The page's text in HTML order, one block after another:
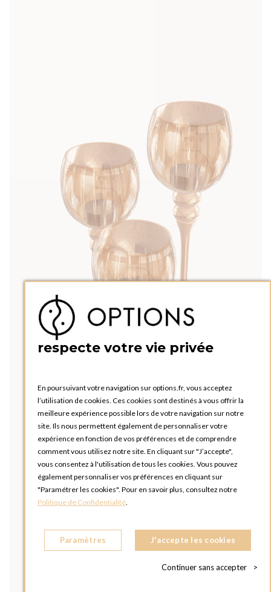
respecte votre vie privée
En poursuivant votre navigation sur options.fr, vous acceptez
l’utilisation de cookies. Ces cookies sont destinés à vous offrir la
meilleure expérience possible lors de votre navigation sur notre
site. Ils nous permettent également de personnaliser votre
expérience en fonction de vos préférences et de comprendre
comment vous utilisez notre site. En cliquant sur "J’accepte",
vous consentez à l'utilisation de tous les cookies. Vous pouvez
également personnaliser vos préférences en cliquant sur
"Paramétrer les cookies". Pour en savoir plus, consultez notre
Politique de Confidentialité.
Paramètres J'accepte les cookies
Continuer sans accepter >